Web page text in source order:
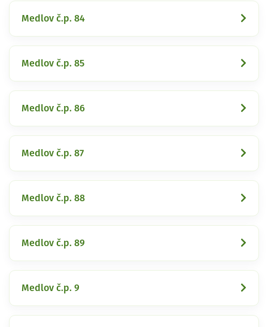
Medlov č.p. 84
Medlov č.p. 85
Medlov č.p. 86
Medlov č.p. 87
Medlov č.p. 88
Medlov č.p. 89
Medlov č.p. 9